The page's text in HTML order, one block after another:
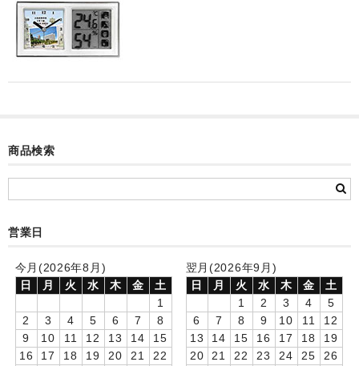
カード付フォトフレームクロック(集合)
目覚まし時計(集合＋個別)
目覚まし時計(個別)
制服メモリー
お絵かきギャラリー
自作オリジナル時計
商品検索
営業日
今月(2026年8月)
日
月 火 水 木 金
土
1
2
3 4 5 6 7
8
9
10 11 12 13 14
15
16
17 18 19 20 21 22
翌月(2026年9月)
日
月 火 水 木 金
土
1
2 3 4
5
6
7 8 9 10 11
12
13
14 15 16 17 18
19
20
21 22 23 24 25 26